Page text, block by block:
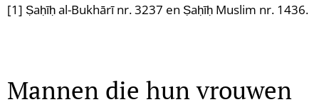
[1] Ṣaḥīḥ al-Bukhārī nr. 3237 en Ṣaḥīḥ Muslim nr. 1436.
Mannen die hun vrouwen